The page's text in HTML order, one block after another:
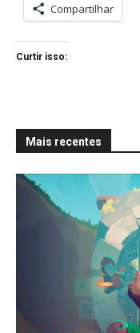
Compartilhar
Curtir isso:
Mais recentes